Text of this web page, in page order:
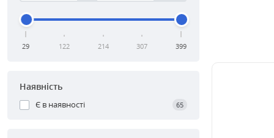
29 122 214 307 399
Наявність
Є в наявності 65